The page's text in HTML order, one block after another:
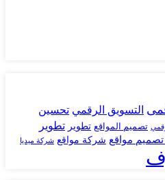
التسويق الرقمي تحسين
تصميم المواقع تطوير تطوير
مواقع شركة مواقع شركة ميديا